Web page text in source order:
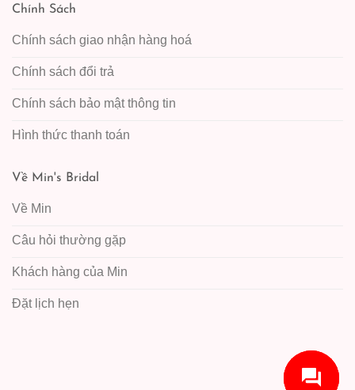
Chính Sách
Chính sách giao nhận hàng hoá
Chính sách đổi trả
Chính sách bảo mật thông tin
Hình thức thanh toán
Về Min's Bridal
Về Min
Câu hỏi thường gặp
Khách hàng của Min
Đặt lịch hẹn